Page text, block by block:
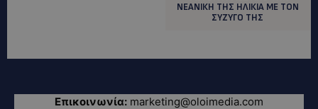
ΝΕΑΝΙΚΗ ΤΗΣ ΗΛΙΚΙΑ ΜΕ ΤΟΝ
ΣΥΖΥΓΟ ΤΗΣ
Επικοινωνία: marketing@oloimedia.com